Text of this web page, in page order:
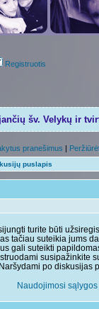
Registruotis
šv. Velykų ir
pranešimus |
puslapis
turite būti
tačiau suteikia jums
gali suteikti
susipažinkite
po diskusijas
Naudojimosi sąlygos